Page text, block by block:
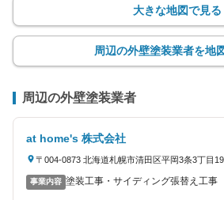
大きな地図で見る
周辺の外壁塗装業者を地
周辺の外壁塗装業者
at home's 株式会社
〒004-0873 北海道札幌市清田区平岡3条3丁目
事業内容 塗装工事・サイディング張替え工事